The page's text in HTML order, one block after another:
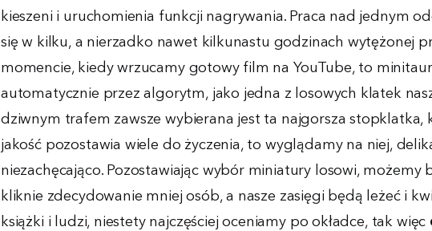
kieszeni i uruchomienia funkcji nagrywania. Praca nad jednym
się w kilku, a nierzadko nawet kilkunastu godzinach wytężonej
momencie, kiedy wrzucamy gotowy film na YouTube, to
automatycznie przez algorytm, jako jedna z losowych klatek
dziwnym trafem zawsze wybierana jest ta najgorsza stopklatka,
jakość pozostawia wiele do życzenia, to wyglądamy na niej,
niezachęcająco. Pozostawiając wybór miniatury losowi, możemy
kliknie zdecydowanie mniej osób, a nasze zasięgi będą leżeć i
książki i ludzi, niestety najczęściej oceniamy po okładce, tak więc